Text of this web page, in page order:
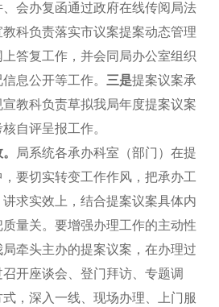
会办复函通过政府在线传阅局法
科负责落实市议案提案动态管理
答复工作，并会同局办公室组织
息公开等工作。 三是提案议案承
教科负责草拟我局年度提案议案
自评呈报工作。
。
局系统各承办科室（部门）在提
要切实转变工作作风，把承办工
求实效上，结合提案议案具体内
量关。要增强办理工作的主动性
牵头主办的提案议案，在办理过
开座谈会、登门拜访、专题调
，深入一线、现场办理、上门服